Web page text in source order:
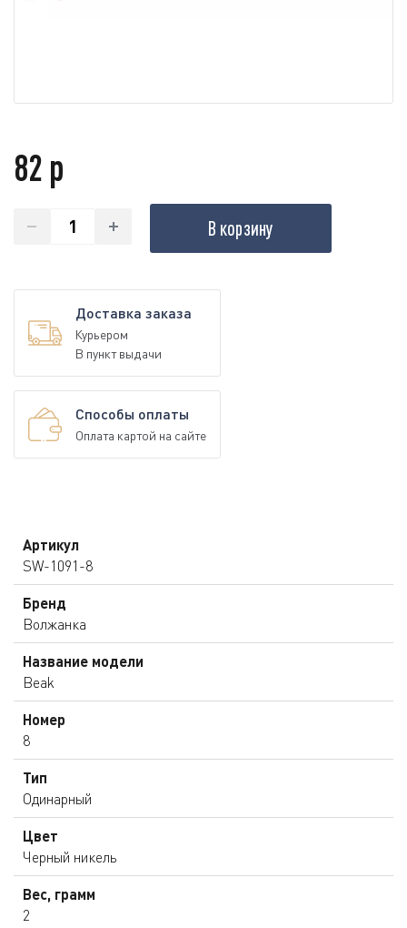
82 р
В корзину
Доставка заказа
Курьером
В пункт выдачи
Способы оплаты
Оплата картой на сайте
Артикул
SW-1091-8
Бренд
Волжанка
Название модели
Beak
Номер
8
Тип
Одинарный
Цвет
Черный никель
Вес, грамм
2